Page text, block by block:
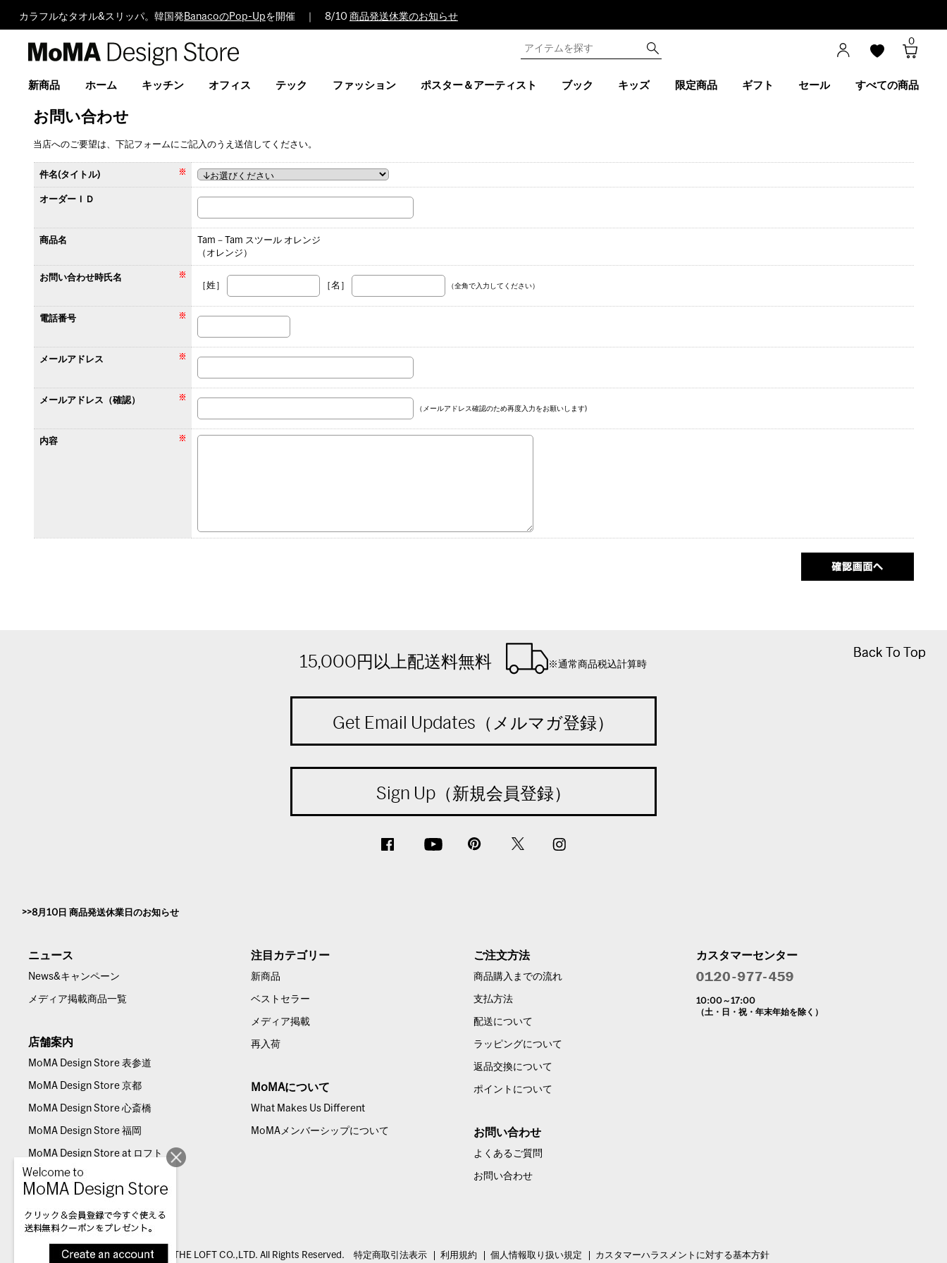
カラフルなタオル&スリッパ。韓国発 BanacoのPop-Upを開催 ｜ 8/10 商品発送休業のお知らせ
Design
0
新商品 ホーム キッチン オフィス テック ファッション ポスター＆アーティスト ブック キッズ 限定商品 ギフト セール すべての商品
お問い合わせ
当店へのご要望は、下記フォームにご記入のうえ送信してください。
件名(タイトル)
オーダーＩＤ
商品名
Tam－Tam スツール オレンジ
（オレンジ）
お問い合わせ時氏名
［姓］
［名］ （全角で入力してください）
電話番号
メールアドレス
メールアドレス（確認）
（メールアドレス確認のため再度入力をお願いします)
内容
Back To Top
Back To Top
15,000円以上配送料無料 ※通常商品税込計算時
Get Email Updates（メルマガ登録）
Sign Up（新規会員登録）
8月10日 商品発送休業日のお知らせ
ニュース
News&キャンペーン
メディア掲載商品一覧
店舗案内
MoMA Design Store 表参道
MoMA Design Store 京都
MoMA Design Store 心斎橋
MoMA Design Store 福岡
MoMA Design Store at ロフト
注目カテゴリー
新商品
ベストセラー
メディア掲載
再入荷
MoMAについて
What Makes Us Different
MoMAメンバーシップについて
ご注文方法
商品購入までの流れ
支払方法
配送について
ラッピングについて
返品交換について
ポイントについて
お問い合わせ
よくあるご質問
お問い合わせ
カスタマーセンター
10:00～17:00
（土・日・祝・年末年始を除く）
© THE LOFT CO.,LTD. All Rights Reserved. 特定商取引法表示 利用規約 個人情報取り扱い規定 カスタマーハラスメントに対する基本方針